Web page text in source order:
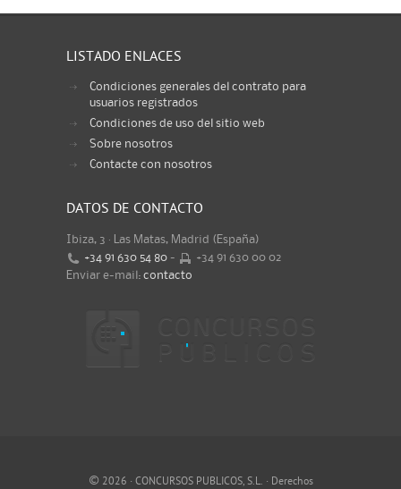
LISTADO ENLACES
Condiciones generales del contrato para
usuarios registrados
Condiciones de uso del sitio web
Sobre nosotros
Contacte con nosotros
DATOS DE CONTACTO
Ibiza, 3 · Las Matas, Madrid (España)
+34 91 630 54 80 -
+34 91 630 00 02
Enviar e-mail: contacto
© 2026 · CONCURSOS PUBLICOS, S.L. · Derechos